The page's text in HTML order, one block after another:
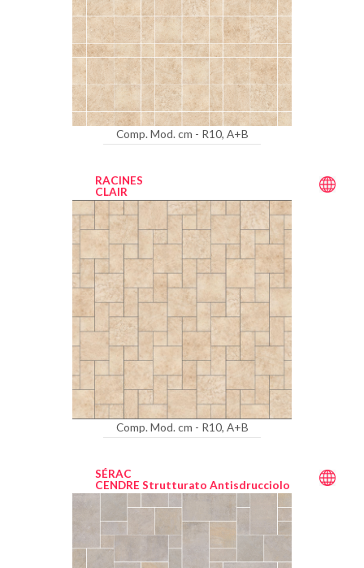
Comp. Mod. cm - R10, A+B
RACINES
CLAIR
Comp. Mod. cm - R10, A+B
SÉRAC
CENDRE Strutturato Antisdrucciolo